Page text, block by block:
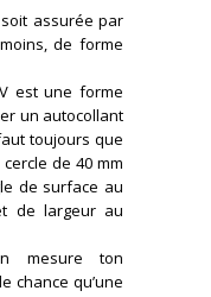
assurée par
de forme
est une forme
un autocollant
toujours que
de 40 mm
de surface au
de largeur au
mesure ton
chance qu’une